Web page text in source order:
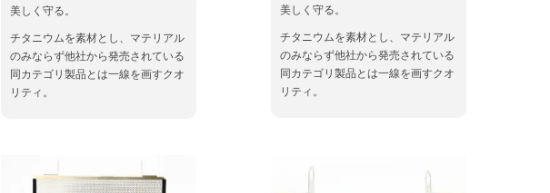
美しく守る。
チタニウムを素材とし、マテリアル
のみならず他社から発売されている
同カテゴリ製品とは一線を画すクオ
リティ。
美しく守る。
チタニウムを素材とし、マテリアル
のみならず他社から発売されている
同カテゴリ製品とは一線を画すクオ
リティ。